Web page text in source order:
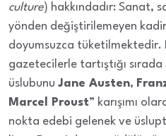
culture) hakkındadır: Sanat,
yönden değiştirilemeyen
doyumsuzca tüketilmektedir.
gazetecilerle tartıştığı sırada
üslubunu Jane Austen,
Marcel Proust” karışımı
nokta edebi gelenek ve